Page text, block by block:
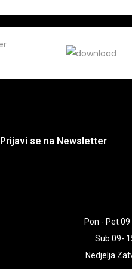
Prijavi se na Newsletter
Pon - Pet 09
Sub 09-
Nedjelja